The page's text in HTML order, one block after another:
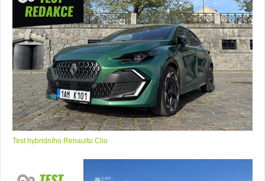
Test hybridního Renaultu Clio